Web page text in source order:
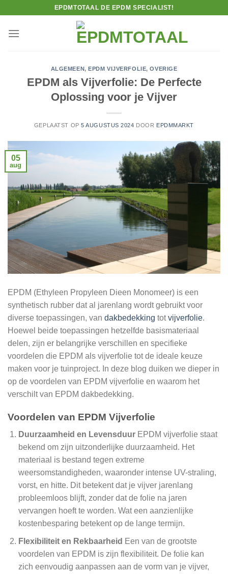
inhoud
EPDMTOTAAL DE EPDM SPECIALIST!
ALGEMEEN,EPDM VIJVERFOLIE,OVERIGE
EPDM als Vijverfolie: De Perfecte
Oplossing voor je Vijver
GEPLAATST OP5 AUGUSTUS 2024 DOOR EPDMMARKT
05
aug
EPDM (Ethyleen Propyleen Dieen Monomeer) is een
synthetisch rubber dat al jarenlang wordt gebruikt voor
diverse toepassingen, van dakbedekking totvijverfolie.
Hoewel beide toepassingen hetzelfde basismateriaal
delen, zijn er belangrijke verschillen en specifieke
voordelen die EPDM als vijverfolie tot de ideale keuze
maken voor je tuinproject. In deze blog duiken we dieper in
op de voordelen van EPDM vijverfolie en waarom het
verschilt van EPDM dakbedekking.
Voordelen van EPDM Vijverfolie
Duurzaamheid en LevensduurEPDM vijverfolie staat
bekend om zijn uitzonderlijke duurzaamheid. Het
materiaal is bestand tegen extreme
weersomstandigheden, waaronder intense UV-straling,
vorst, en hitte. Dit betekent dat je vijver jarenlang
probleemloos blijft, zonder dat de folie na jaren
vervangen hoeft te worden. Wat een aanzienlijke
kostenbesparing betekent op de lange termijn.
Flexibiliteit en Rekbaarheid Een van de grootste
voordelen van EPDM is zijn flexibiliteit. De folie kan
zich eenvoudig aanpassen aan de vorm van je vijver,